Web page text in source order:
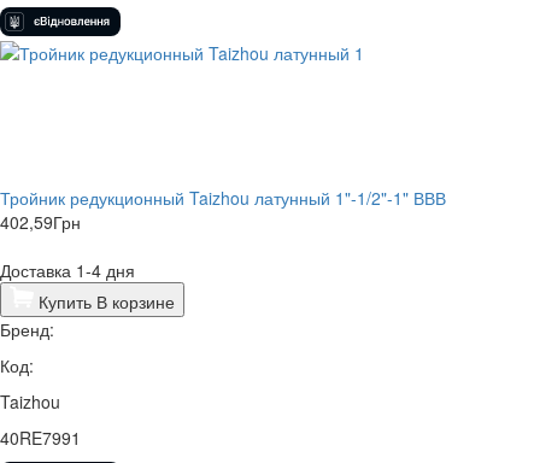
Тройник редукционный Taizhou латунный 1"-1/2"-1" ВВВ
402,59Грн
Доставка 1-4 дня
Купить В корзине
Бренд:
Код:
Taizhou
40RE7991